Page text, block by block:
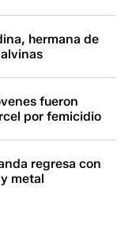
hermana de
fueron
por femicidio
regresa con
metal